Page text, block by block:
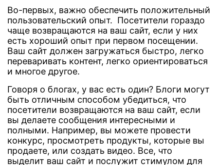
Во-первых, важно обеспечить положительный
пользовательский опыт. Посетители гораздо
чаще возвращаются на ваш сайт, если у них
есть хороший опыт при первом посещении.
Ваш сайт должен загружаться быстро, легко
переваривать контент, легко ориентироваться
и многое другое.
Говоря о блогах, у вас есть один? Блоги могут
быть отличным способом убедиться, что
посетители возвращаются на ваш сайт, если
вы делаете сообщения интересными и
полными. Например, вы можете провести
конкурс, просмотреть продукты, которые вы
продаете, или создать видео. Все, что
выделит ваш сайт и послужит стимулом для